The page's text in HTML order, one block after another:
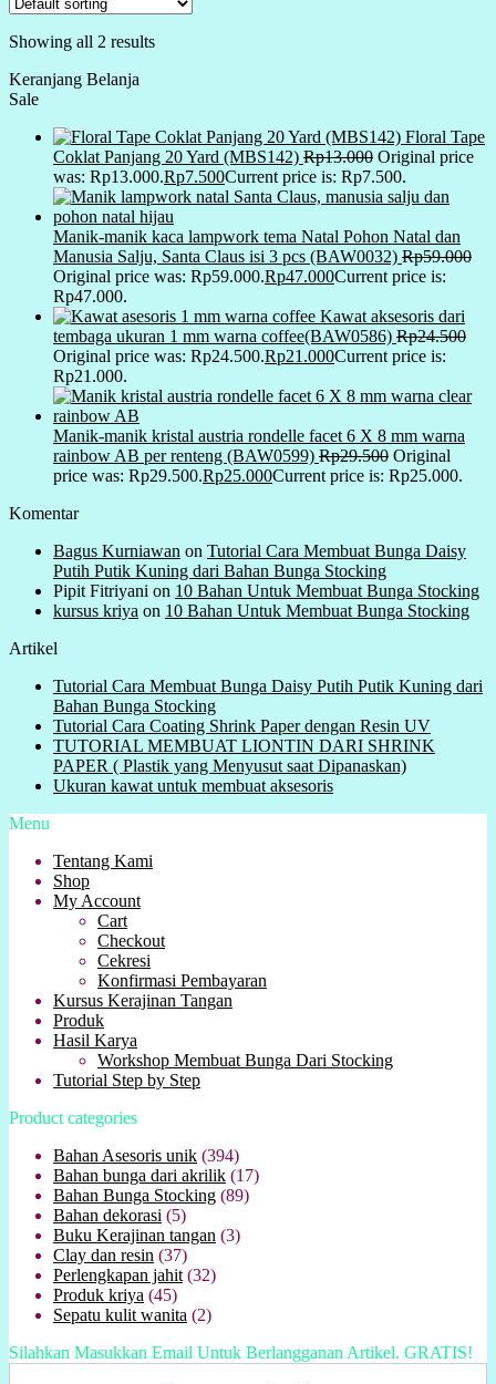
Showing all 2 results
Keranjang Belanja
Sale
Floral Tape
Coklat Panjang 20 Yard (MBS142) Rp13.000 Original price
was: Rp13.000.Rp7.500Current price is: Rp7.500.
Manik-manik kaca lampwork tema Natal Pohon Natal dan
Manusia Salju, Santa Claus isi 3 pcs (BAW0032) Rp59.000
Original price was: Rp59.000.Rp47.000Current price is:
Rp47.000.
Kawat aksesoris dari
tembaga ukuran 1 mm warna coffee(BAW0586) Rp24.500
Original price was: Rp24.500.Rp21.000Current price is:
Rp21.000.
Manik-manik kristal austria rondelle facet 6 X 8 mm warna
rainbow AB per renteng (BAW0599) Rp29.500 Original
price was: Rp29.500.Rp25.000Current price is: Rp25.000.
Komentar
Bagus Kurniawan on Tutorial Cara Membuat Bunga Daisy
Putih Putik Kuning dari Bahan Bunga Stocking
Pipit Fitriyani on 10 Bahan Untuk Membuat Bunga Stocking
kursus kriya on 10 Bahan Untuk Membuat Bunga Stocking
Artikel
Tutorial Cara Membuat Bunga Daisy Putih Putik Kuning dari
Bahan Bunga Stocking
Tutorial Cara Coating Shrink Paper dengan Resin UV
TUTORIAL MEMBUAT LIONTIN DARI SHRINK
PAPER ( Plastik yang Menyusut saat Dipanaskan)
Ukuran kawat untuk membuat aksesoris
Menu
Tentang Kami
Shop
My Account
Cart
Checkout
Cekresi
Konfirmasi Pembayaran
Kursus Kerajinan Tangan
Produk
Hasil Karya
Workshop Membuat Bunga Dari Stocking
Tutorial Step by Step
Product categories
Bahan Asesoris unik (394)
Bahan bunga dari akrilik (17)
Bahan Bunga Stocking (89)
Bahan dekorasi (5)
Buku Kerajinan tangan (3)
Clay dan resin (37)
Perlengkapan jahit (32)
Produk kriya (45)
Sepatu kulit wanita (2)
Silahkan Masukkan Email Untuk Berlangganan Artikel. GRATIS!